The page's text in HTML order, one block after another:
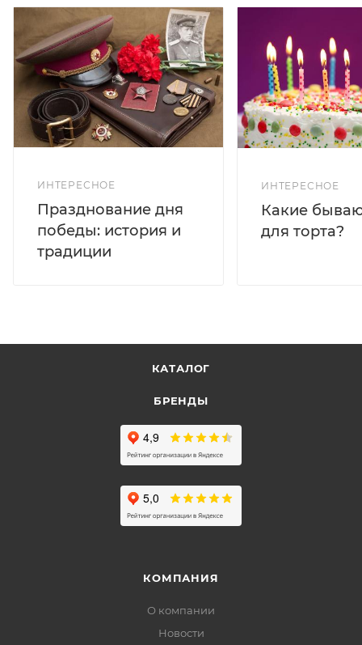
ИНТЕРЕСНОЕ
Празднование дня
победы: история и
традиции
ИНТЕРЕСНОЕ
Какие
для торта?
КАТАЛОГ
БРЕНДЫ
КОМПАНИЯ
О компании
Новости